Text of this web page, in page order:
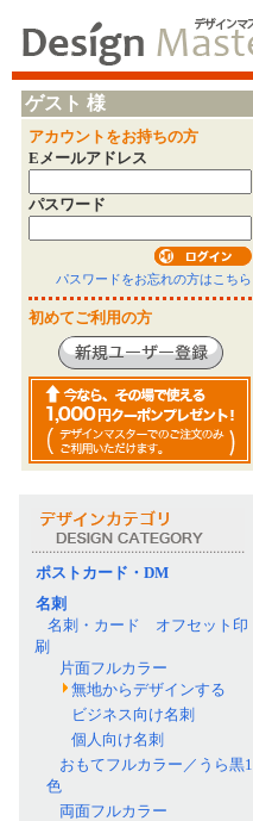
ゲスト 様
アカウントをお持ちの方
Eメールアドレス
パスワード
パスワードをお忘れの方はこちら
初めてご利用の方
ポストカード・DM
名刺
名刺・カード オフセット印
刷
片面フルカラー
無地からデザインする
ビジネス向け名刺
個人向け名刺
おもてフルカラー／うら黒1
色
両面フルカラー